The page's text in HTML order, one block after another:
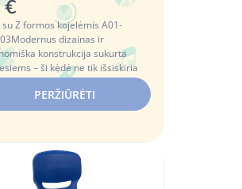
€
su Z formos kojelėmis A01-
dizainas ir
konstrukcija sukurta
– ši kėdė ne tik išsiskiria
stiliumi, bet i...
PERŽIŪRĖTI